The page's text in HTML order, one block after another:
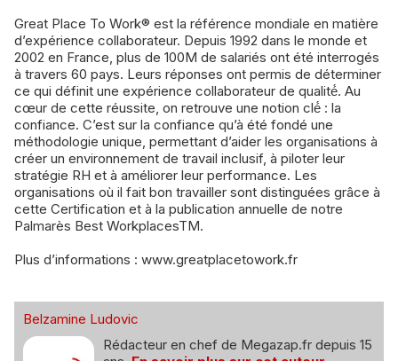
Great Place To Work® est la référence mondiale en matière
d’expérience collaborateur. Depuis 1992 dans le monde et
2002 en France, plus de 100M de salariés ont été interrogés
à travers 60 pays. Leurs réponses ont permis de déterminer
ce qui définit une expérience collaborateur de qualité́. Au
cœur de cette réussite, on retrouve une notion clé́ : la
confiance. C’est sur la confiance qu’à été fondé une
méthodologie unique, permettant d’aider les organisations à
créer un environnement de travail inclusif, à piloter leur
stratégie RH et à améliorer leur performance. Les
organisations où il fait bon travailler sont distinguées grâce à
cette Certification et à la publication annuelle de notre
Palmarès Best WorkplacesTM.
Plus d’informations : www.greatplacetowork.fr
Belzamine Ludovic
Rédacteur en chef de Megazap.fr depuis 15